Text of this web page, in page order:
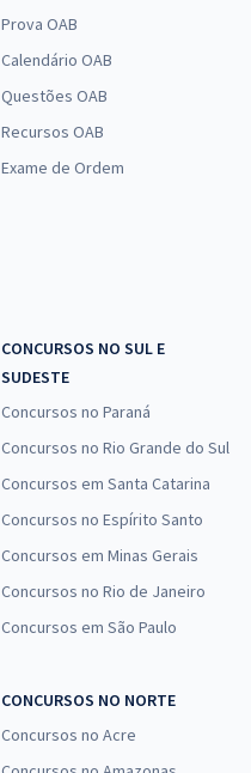
Prova OAB
Calendário OAB
Questões OAB
Recursos OAB
Exame de Ordem
CONCURSOS NO SUL E
SUDESTE
Concursos no Paraná
Concursos no Rio Grande do Sul
Concursos em Santa Catarina
Concursos no Espírito Santo
Concursos em Minas Gerais
Concursos no Rio de Janeiro
Concursos em São Paulo
CONCURSOS NO NORTE
Concursos no Acre